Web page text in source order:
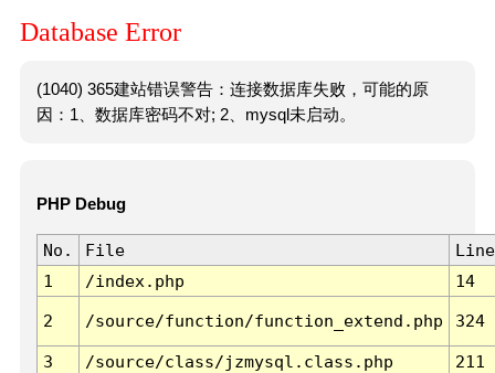
Database Error
(1040) 365建站错误警告：连接数据库失败，可能的原
因：1、数据库密码不对; 2、mysql未启动。
PHP Debug
No. File
Line
1
/index.php 14
2 /source/function/function_extend.php 324
3 /source/class/jzmysql.class.php
211